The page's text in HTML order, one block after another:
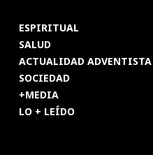
ESPIRITUAL
SALUD
ACTUALIDAD ADVENTISTA
SOCIEDAD
+MEDIA
LO + LEÍDO